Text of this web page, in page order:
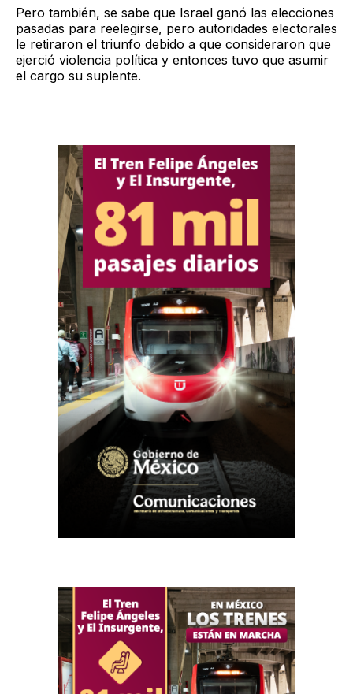
Pero también, se sabe que Israel ganó las elecciones
pasadas para reelegirse, pero autoridades electorales
le retiraron el triunfo debido a que consideraron que
ejerció violencia política y entonces tuvo que asumir
el cargo su suplente.